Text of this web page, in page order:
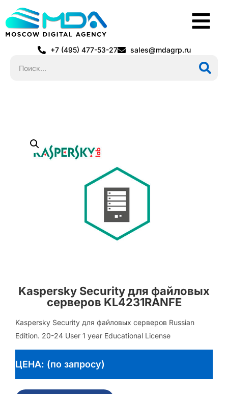
+7 (495) 477-53-27 sales@mdagrp.ru
Kaspersky Security для файловых
серверов KL4231RANFE
Kaspersky Security для файловых серверов Russian
Edition. 20-24 User 1 year Educational License
ЦЕНА: (по запросу)